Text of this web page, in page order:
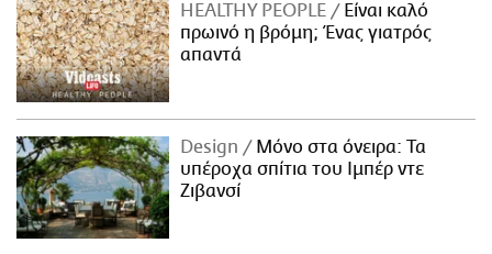
HEALTHY PEOPLE
Είναι καλό
πρωινό η βρόμη; Ένας γιατρός
απαντά
Design
Μόνο στα όνειρα: Τα
υπέροχα σπίτια του Ιμπέρ ντε
Ζιβανσί